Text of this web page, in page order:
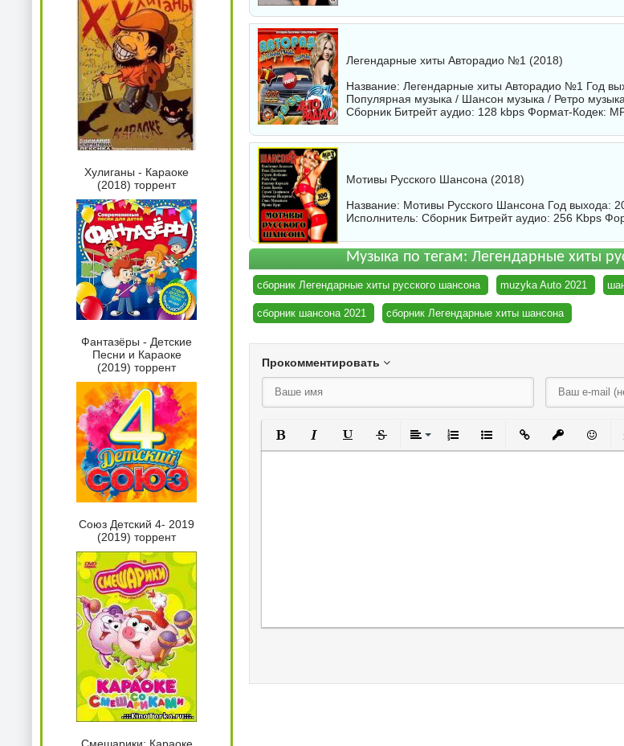
Легендарные хиты Авторадио №1 (2018)
Название: Легендарные хиты Авторадио №1 Год
Популярная музыка / Шансон музыка / Ретро
Сборник Битрейт аудио: 128 kbps Формат-Кодек:
Мотивы Русского Шансона (2018)
Название: Мотивы Русского Шансона Год выхода:
Исполнитель: Сборник Битрейт аудио: 256 Kbps
Музыка по тегам: Легендарные хиты
сборник Легендарные хиты русского шансона muzyka Auto 2021
сборник шансона 2021 сборник Легендарные хиты шансона
Прокомментировать
Полужирный
КурсивПодчеркнутый
ЗачеркнутыйВыравнивание
Нумерованный список
Маркированный список
Вставить ссылку
Вставить
Хулиганы - Караоке
(2018) торрент
Фантазёры - Детские
Песни и Караоке
(2019) торрент
Союз Детский 4- 2019
(2019) торрент